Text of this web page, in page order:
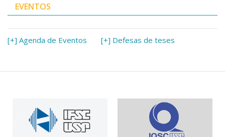
EVENTOS
[+] Agenda de Eventos [+] Defesas de teses